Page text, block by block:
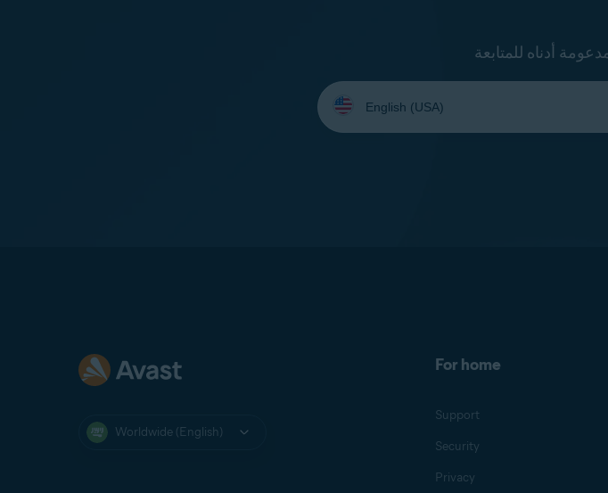
Select
your
language:
Worldwide (English)
For home
Support
Security
Privacy